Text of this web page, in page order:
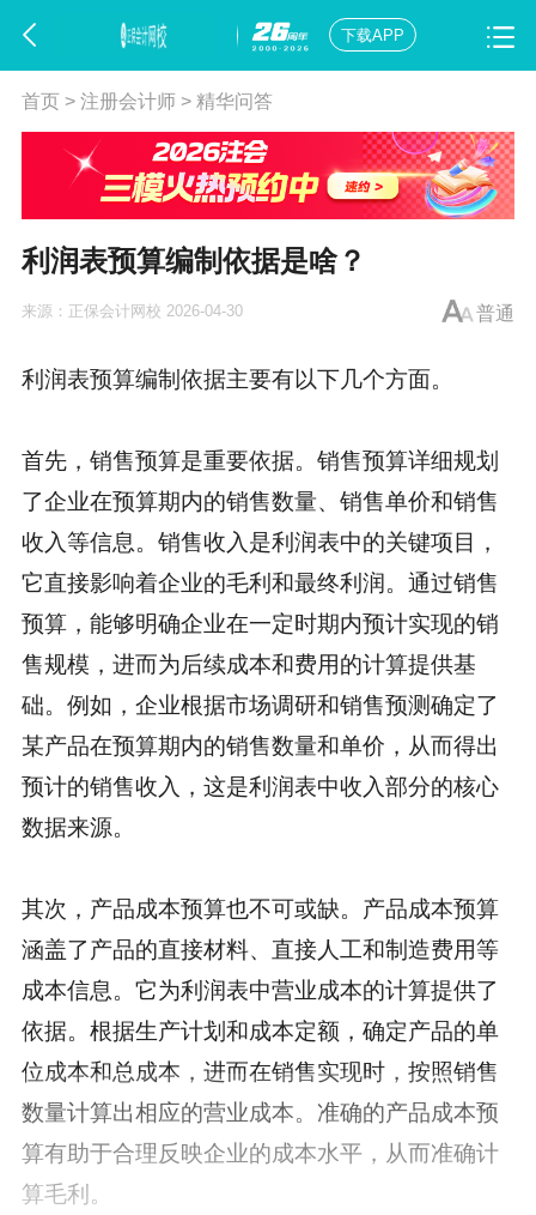
下载APP
首页> 注册会计师> 精华问答
利润表预算编制依据是啥？
普通
来源： 正保会计网校 2026-04-30
利润表预算编制依据主要有以下几个方面。
首先，销售预算是重要依据。销售预算详细规划
了企业在预算期内的销售数量、销售单价和销售
收入等信息。销售收入是利润表中的关键项目，
它直接影响着企业的毛利和最终利润。通过销售
预算，能够明确企业在一定时期内预计实现的销
售规模，进而为后续成本和费用的计算提供基
础。例如，企业根据市场调研和销售预测确定了
某产品在预算期内的销售数量和单价，从而得出
预计的销售收入，这是利润表中收入部分的核心
数据来源。
其次，产品成本预算也不可或缺。产品成本预算
涵盖了产品的直接材料、直接人工和制造费用等
成本信息。它为利润表中营业成本的计算提供了
依据。根据生产计划和成本定额，确定产品的单
位成本和总成本，进而在销售实现时，按照销售
数量计算出相应的营业成本。准确的产品成本预
算有助于合理反映企业的成本水平，从而准确计
算毛利。